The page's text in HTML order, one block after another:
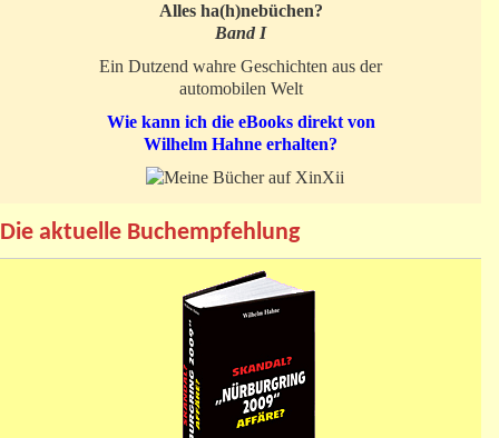
Alles ha(h)nebüchen?
Band I
Ein Dutzend wahre Geschichten aus der
automobilen Welt
Wie kann ich die eBooks direkt von
Wilhelm Hahne erhalten?
Die aktuelle Buchempfehlung